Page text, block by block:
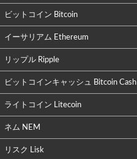
ビットコイン Bitcoin
イーサリアム Ethereum
リップル Ripple
ビットコインキャッシュ Bitcoin Cash
ライトコイン Litecoin
ネム NEM
リスク Lisk